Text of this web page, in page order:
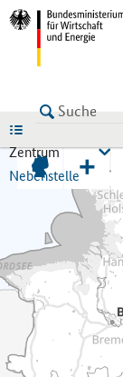
Zentrum
Nebenstelle+